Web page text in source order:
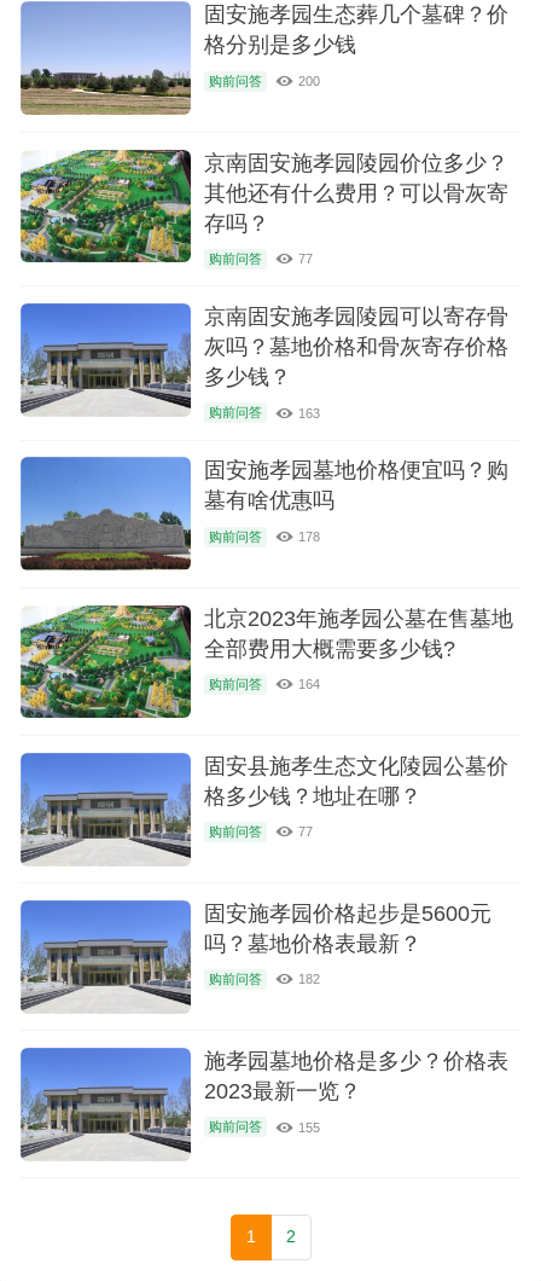
固安施孝园生态葬几个墓碑？价
格分别是多少钱
购前问答 200
京南固安施孝园陵园价位多少？
其他还有什么费用？可以骨灰寄
存吗？
购前问答 77
京南固安施孝园陵园可以寄存骨
灰吗？墓地价格和骨灰寄存价格
多少钱？
购前问答 163
固安施孝园墓地价格便宜吗？购
墓有啥优惠吗
购前问答 178
北京2023年施孝园公墓在售墓地
全部费用大概需要多少钱?
购前问答 164
固安县施孝生态文化陵园公墓价
格多少钱？地址在哪？
购前问答 77
固安施孝园价格起步是5600元
吗？墓地价格表最新？
购前问答 182
施孝园墓地价格是多少？价格表
2023最新一览？
购前问答 155
1 2